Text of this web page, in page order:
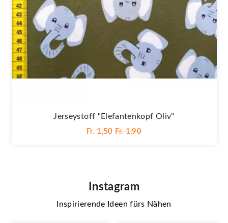
Jerseystoff "Elefantenkopf Oliv"
Fr. 1,50 Fr. 1,90
Instagram
Inspirierende Ideen fürs Nähen